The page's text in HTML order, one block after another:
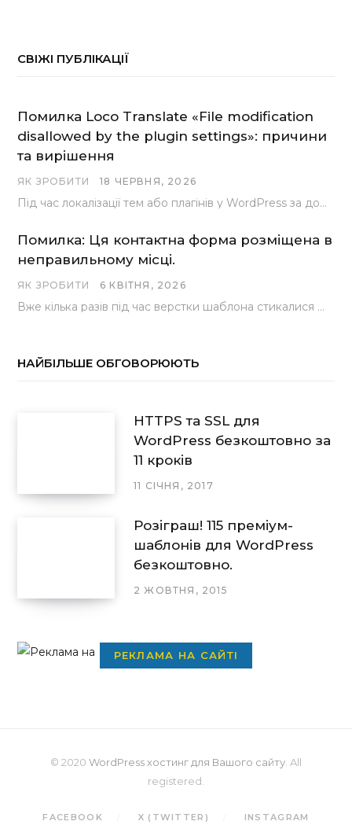
СВІЖІ ПУБЛІКАЦІЇ
Помилка Loco Translate «File modification
disallowed by the plugin settings»: причини
та вирішення
ЯК ЗРОБИТИ 18 ЧЕРВНЯ, 2026
Під час локалізації тем або плагінів у WordPress за допомогою популярного інструменту Loco Translate розробники…
Помилка: Ця контактна форма розміщена в
неправильному місці.
ЯК ЗРОБИТИ 6 КВІТНЯ, 2026
Вже кілька разів під час верстки шаблона стикалися з проблемою, коли замість контактної форми, згенерованої…
НАЙБІЛЬШЕ ОБГОВОРЮЮТЬ
HTTPS та SSL для
WordPress безкоштовно за
11 кроків
11 СІЧНЯ, 2017
Розіграш! 115 преміум-
шаблонів для WordPress
безкоштовно.
2 ЖОВТНЯ, 2015
РЕКЛАМА НА САЙТІ
© 2020 WordPress хостинг для Вашого сайту . All
registered.
FACEBOOK X (TWITTER) INSTAGRAM